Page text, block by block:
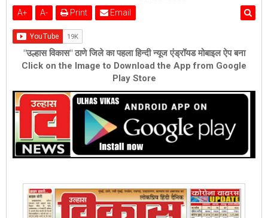
A+ A- Print Email
"उल्हास विकास" ठाणे जिले का पहला हिन्दी न्यूज एंड्रॉयड मोबाइल ऐप बना
Click on the Image to Download the App from Google
Play Store